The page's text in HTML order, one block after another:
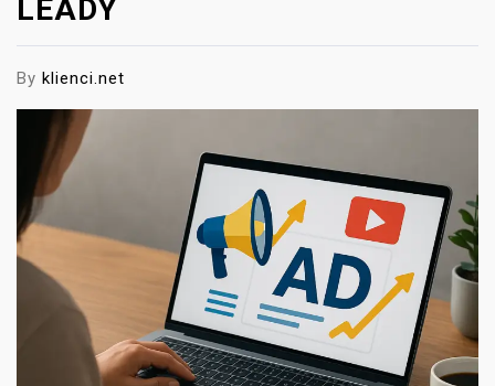
LEADY
By klienci.net